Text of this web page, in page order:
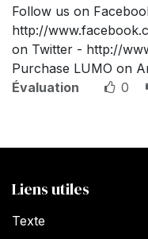
Follow us on
http://
on Twitter - http://
Purchase LUMO on
Évaluation
0
Liens utiles
Texte